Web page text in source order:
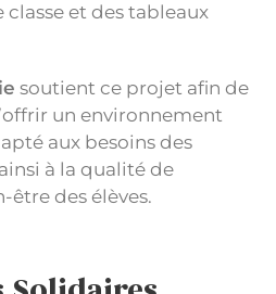
classe et des tableaux
soutient ce projet afin de
un environnement
aux besoins des
à la qualité de
être des élèves.